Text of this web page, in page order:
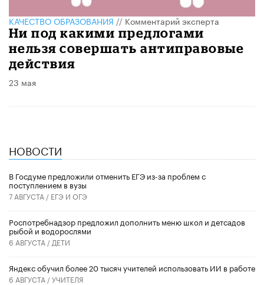
КАЧЕСТВО ОБРАЗОВАНИЯ//Комментарий эксперта
Ни под какими предлогами
нельзя совершать антиправовые
действия
23 мая
НОВОСТИ
В Госдуме предложили отменить ЕГЭ из-за проблем с
поступлением в вузы
7 АВГУСТА / ЕГЭ И ОГЭ
Роспотребнадзор предложил дополнить меню школ и детсадов
рыбой и водорослями
6 АВГУСТА / ДЕТИ
​Яндекс обучил более 20 тысяч учителей использовать ИИ в работе
6 АВГУСТА /УЧИТЕЛЯ